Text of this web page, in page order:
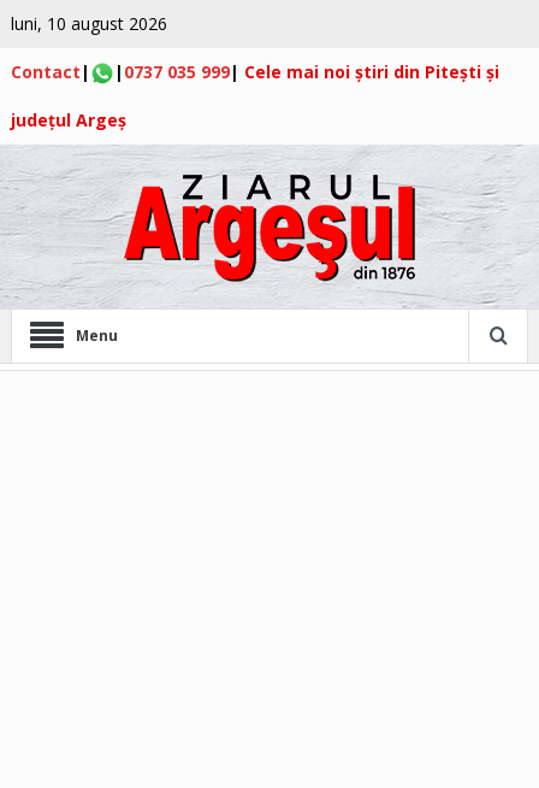
luni, 10 august 2026
Contact | | 0737 035 999| Cele mai noi știri din Pitești și
județul Argeș
Menu